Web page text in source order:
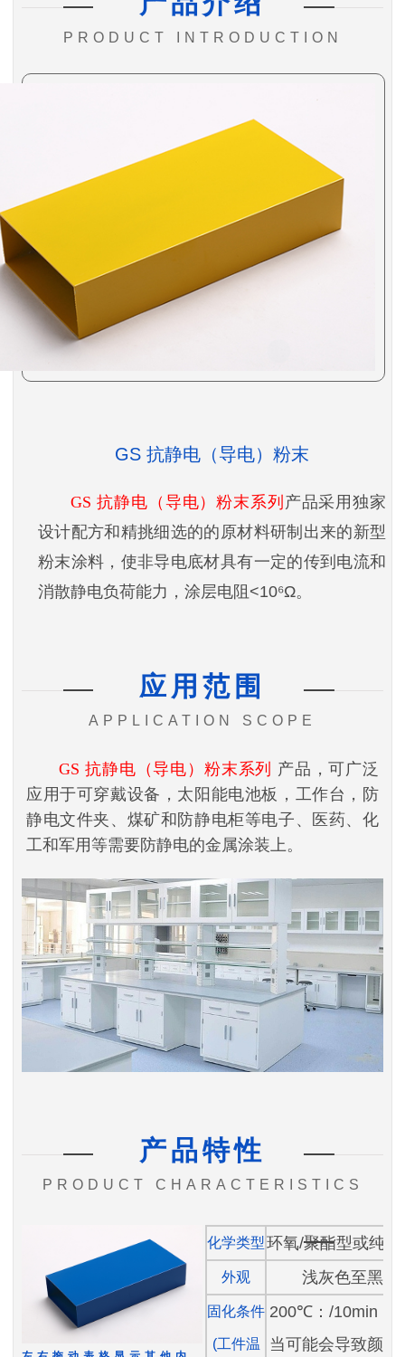
PRODUCT INTRODUCTION
GS 抗静电（导电）粉末
GS 抗静电（导电）粉末系列 产品采用独家
设计配方和精挑细选的的原材料研制出来的新型
粉末涂料，使非导电底材具有一定的传到电流和
消散静电负荷能力，涂层电阻<10⁶Ω。
应用范围
APPLICATION SCOPE
GS 抗静电（导电）粉末系列 产品，可广泛
应用于可穿戴设备，太阳能电池板，工作台，防
静电文件夹、煤矿和防静电柜等电子、医药、化
工和军用等需要防静电的金属涂装上 。
产品特性
PRODUCT CHARACTERISTICS
化学类型环氧/聚酯型或纯聚
外观 浅灰色至黑色
固化条件
(工件温
200℃：/10min 固
当可能会导致颜色